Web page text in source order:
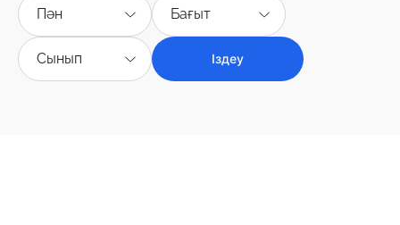
Пән Бағыт
Сынып Іздеу